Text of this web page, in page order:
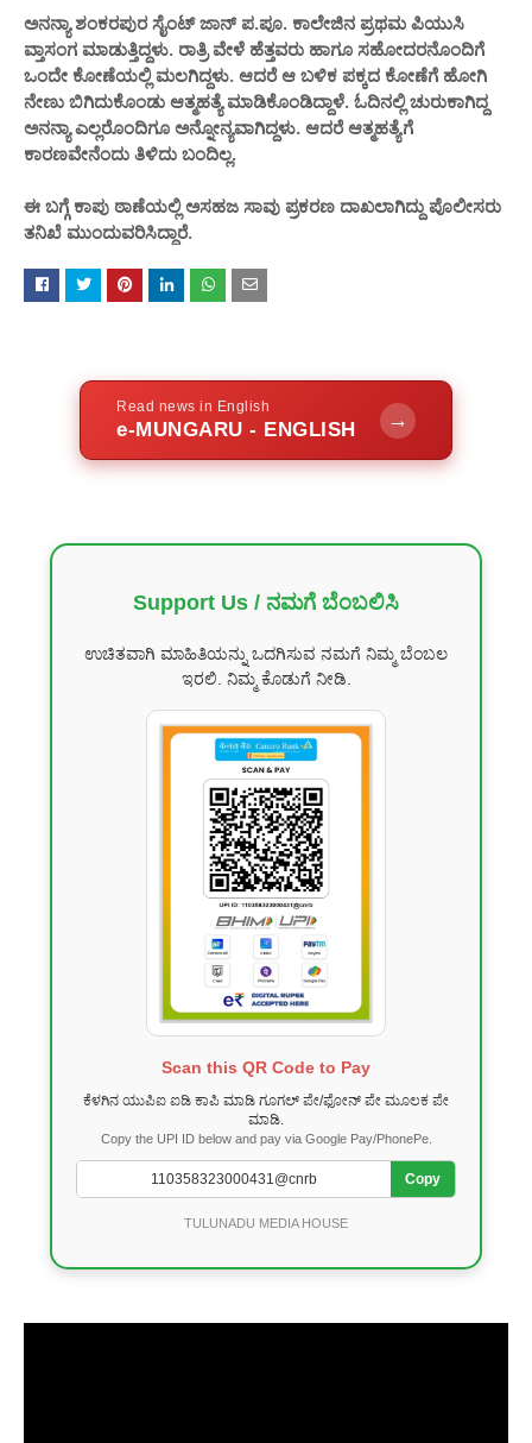
ಅನನ್ಯಾ ಶಂಕರಪುರ ಸೈಂಟ್ ಜಾನ್ ಪ.ಪೂ. ಕಾಲೇಜಿನ ಪ್ರಥಮ ಪಿಯುಸಿ
ವ್ತಾಸಂಗ ಮಾಡುತ್ತಿದ್ದಳು. ರಾತ್ರಿ ವೇಳೆ ಹೆತ್ತವರು ಹಾಗೂ ಸಹೋದರನೊಂದಿಗೆ
ಒಂದೇ ಕೋಣೆಯಲ್ಲಿ ಮಲಗಿದ್ದಳು. ಆದರೆ ಆ ಬಳಿಕ ಪಕ್ಕದ ಕೋಣೆಗೆ ಹೋಗಿ
ನೇಣು ಬಿಗಿದುಕೊಂಡು ಆತ್ಮಹತ್ಯೆ ಮಾಡಿಕೊಂಡಿದ್ದಾಳೆ. ಓದಿನಲ್ಲಿ ಚುರುಕಾಗಿದ್ದ
ಅನನ್ಯಾ ಎಲ್ಲರೊಂದಿಗೂ ಅನ್ನೋನ್ಯವಾಗಿದ್ದಳು. ಆದರೆ ಆತ್ಮಹತ್ಯೆಗೆ
ಕಾರಣವೇನೆಂದು ತಿಳಿದು ಬಂದಿಲ್ಲ.
ಈ ಬಗ್ಗೆ ಕಾಪು ಠಾಣೆಯಲ್ಲಿ ಅಸಹಜ ಸಾವು ಪ್ರಕರಣ ದಾಖಲಾಗಿದ್ದು ಪೊಲೀಸರು
ತನಿಖೆ ಮುಂದುವರಿಸಿದ್ದಾರೆ.
Read news in English
e-MUNGARU - ENGLISH →
Support Us / ನಮಗೆ ಬೆಂಬಲಿಸಿ
ಉಚಿತವಾಗಿ ಮಾಹಿತಿಯನ್ನು ಒದಗಿಸುವ ನಮಗೆ ನಿಮ್ಮ ಬೆಂಬಲ
ಇರಲಿ. ನಿಮ್ಮ ಕೊಡುಗೆ ನೀಡಿ.
Scan this QR Code to Pay
ಕೆಳಗಿನ ಯುಪಿಐ ಐಡಿ ಕಾಪಿ ಮಾಡಿ ಗೂಗಲ್ ಪೇ/ಫೋನ್ ಪೇ ಮೂಲಕ ಪೇ
ಮಾಡಿ.
Copy the UPI ID below and pay via Google Pay/PhonePe.
Copy
TULUNADU MEDIA HOUSE